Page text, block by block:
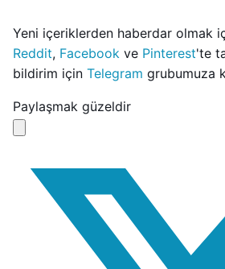
Yeni içeriklerden haberdar olmak
Reddit, Facebook ve Pinterest'te
bildirim için Telegram grubumuza
Paylaşmak güzeldir